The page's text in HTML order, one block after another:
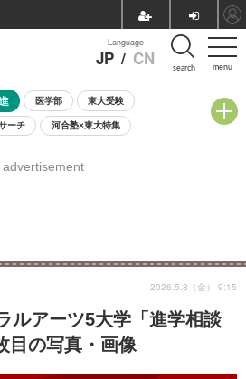
menu
Language
JP / CN search
医学部 東大受験
ーチ 河合塾×東大特集
開催学校説明会・相談会
advertisement
ルアーツ5大学「進学相談
目の写真・画像
2026.5.8（金） 9:15